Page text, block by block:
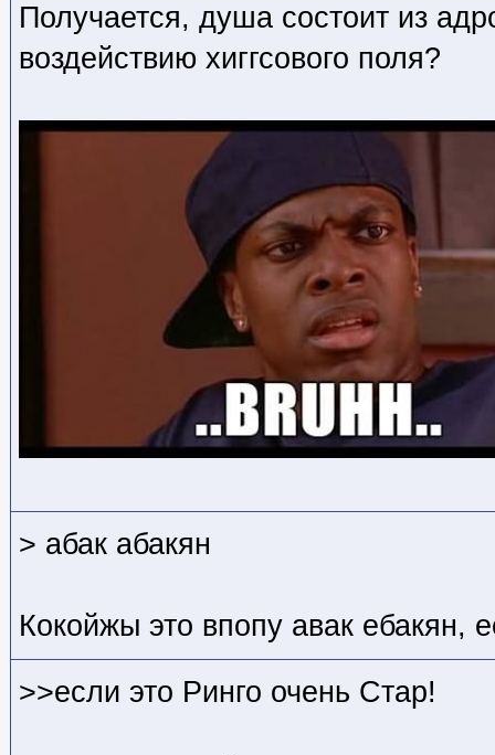
Получается, душа состоит из
воздействию хиггсового поля?
> абак абакян
Кокойжы это впопу авак ебакян,
>>если это Ринго очень Стар!